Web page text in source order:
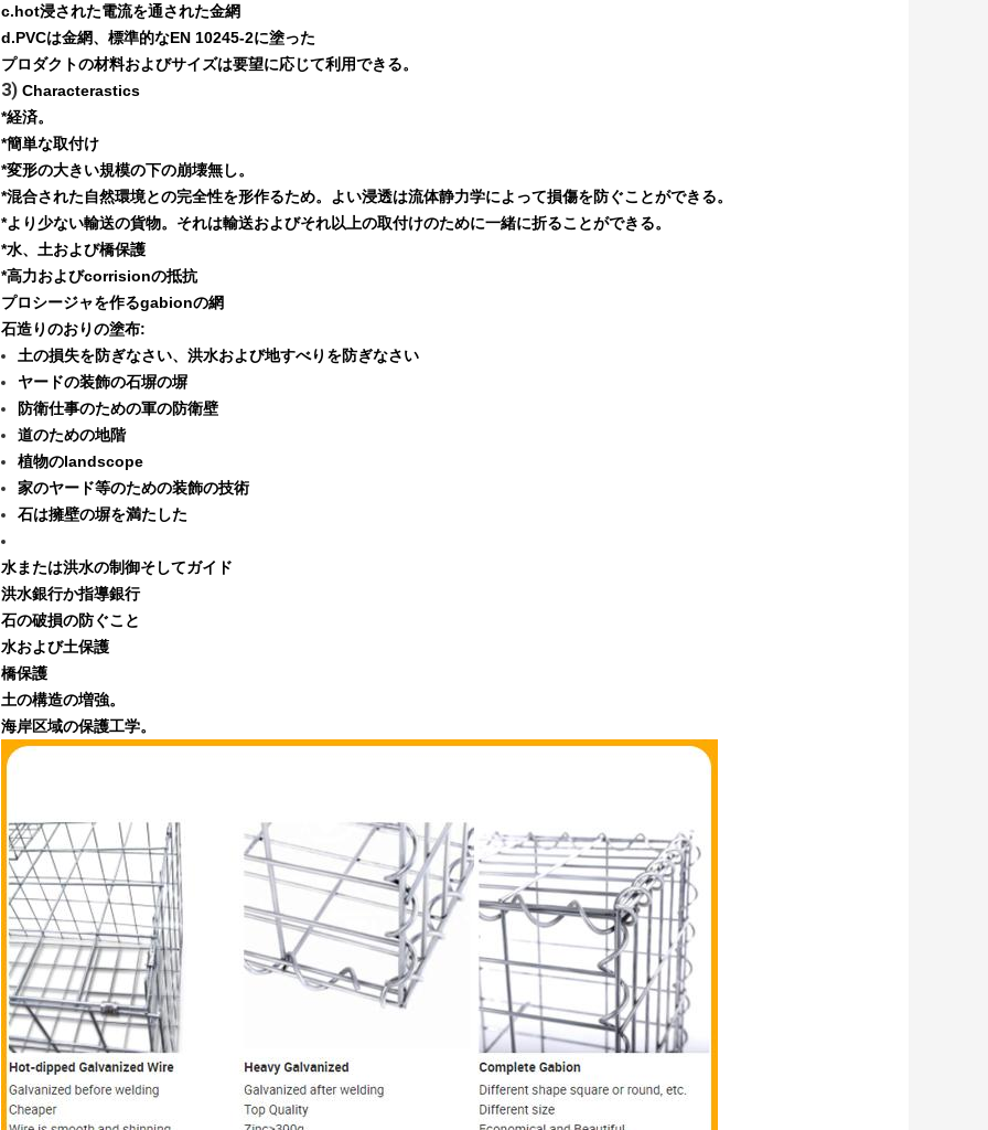
c.hot浸された電流を通された金網
d.PVCは金網、標準的なEN 10245-2に塗った
プロダクトの材料およびサイズは要望に応じて利用できる。
3) Characterastics
*経済。
*簡単な取付け
*変形の大きい規模の下の崩壊無し。
*混合された自然環境との完全性を形作るため。よい浸透は流体静力学によって損傷を防ぐことができる。
*より少ない輸送の貨物。それは輸送およびそれ以上の取付けのために一緒に折ることができる。
*水、土および橋保護
*高力およびcorrisionの抵抗
プロシージャを作るgabionの網
石造りのおりの塗布:
土の損失を防ぎなさい、洪水および地すべりを防ぎなさい
ヤードの装飾の石塀の塀
防衛仕事のための軍の防衛壁
道のための地階
植物のlandscope
家のヤード等のための装飾の技術
石は擁壁の塀を満たした
水または洪水の制御そしてガイド
洪水銀行か指導銀行
石の破損の防ぐこと
水および土保護
橋保護
土の構造の増強。
海岸区域の保護工学。